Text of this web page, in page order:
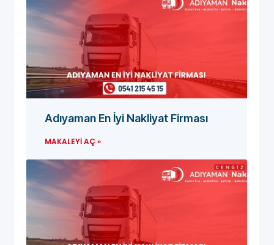
Adıyaman En İyi Nakliyat Firması
MAKALEYI AÇ »